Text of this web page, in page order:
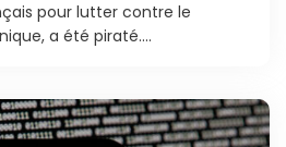
pour lutter contre le
a été piraté....